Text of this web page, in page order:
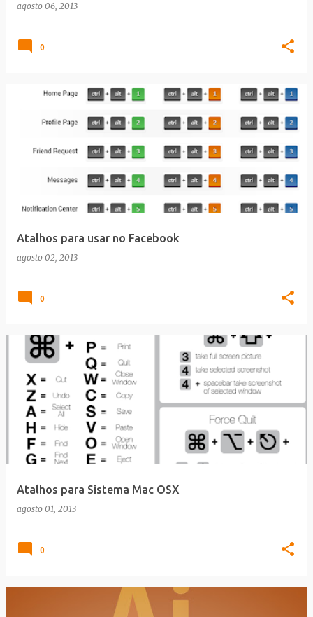
agosto 06, 2013
0
Atalhos para usar no Facebook
agosto 02, 2013
0
Atalhos para Sistema Mac OSX
agosto 01, 2013
0